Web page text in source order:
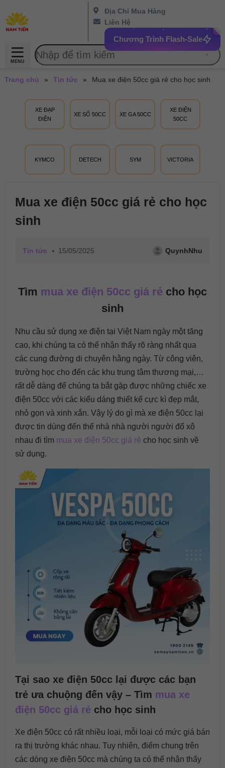
Địa Chỉ Mua Hàng
Liên Hệ
Chương Trình Flash-Sale
MENU
XE ĐẠP
ĐIỆN
XE SỐ 50CC XE GA 50CC
XE ĐIỆN
50CC
KYMCO DETECH SYM VICTORIA
Trang chủ » Tin tức » Mua xe điện 50cc giá rẻ cho học sinh
Mua xe điện 50cc giá rẻ cho học
sinh
Tin tức 15/05/2025 QuynhNhu
Tìm mua xe điện 50cc giá rẻ cho học
sinh
Nhu cầu sử dụng xe điện tại Việt Nam ngày một tăng
cao, khi chúng ta có thể nhận thấy rõ ràng nhất qua
các cung đường di chuyên hằng ngày. Từ công viên,
trường học cho đến các khu trung tâm thương mại,…
rất dễ dàng để chúng ta bắt gặp được những chiếc xe
điện 50cc với các kiểu dáng thiết kế cực kì đẹp mắt,
nhỏ gọn và xinh xắn. Vậy lý do gì mà xe điện 50cc lại
được tin dùng đến thế nhà nhà người người đổ xô
nhau đi tìm mua xe điện 50cc giá rẻ cho học sinh về
sử dụng.
Tại sao xe điện 50cc lại được các bạn
trẻ ưa chuộng đến vậy – Tìm mua xe
điện 50cc giá rẻ cho học sinh
Xe điện 50cc có rất nhiều loại, mỗi loại có mức giá bán
ra thị trường khác nhau. Tuy nhiên, điểm chung trên
các dòng xe điện 50cc mà chúng ta có thể nhận thấy